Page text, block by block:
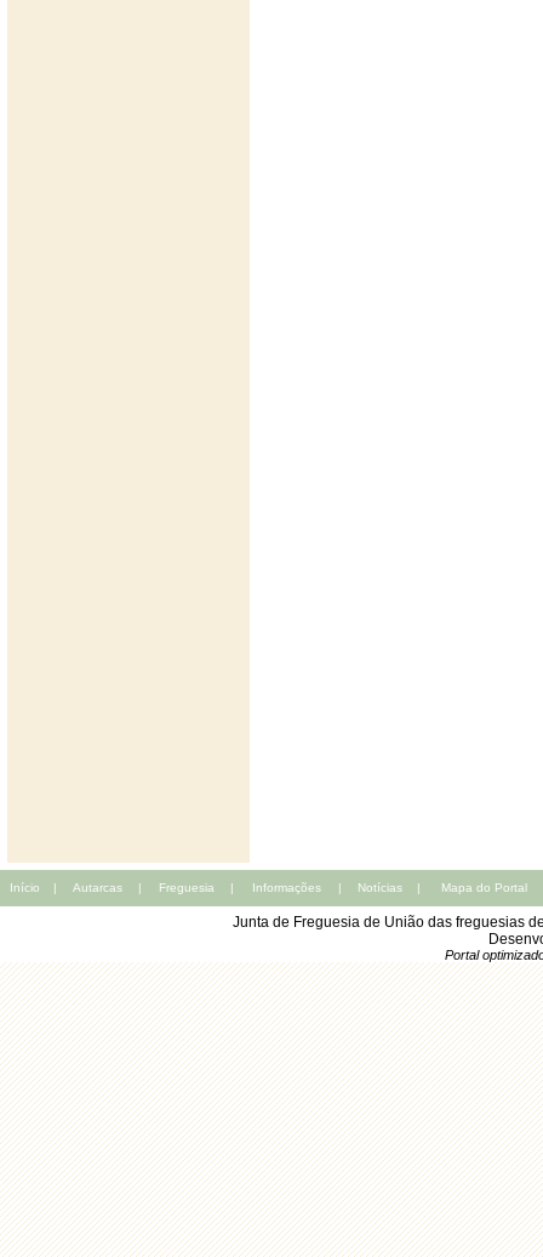
Início | Autarcas | Freguesia | Informações | Notícias | Mapa do Portal
Junta de Freguesia de União das freguesias
Portal